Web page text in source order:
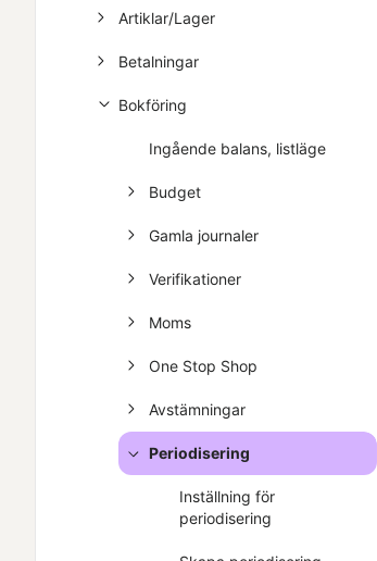
Artiklar/Lager
Betalningar
Bokföring
Ingående balans, listläge
Budget
Gamla journaler
Verifikationer
Moms
One Stop Shop
Avstämningar
Periodisering
Inställning för
periodisering